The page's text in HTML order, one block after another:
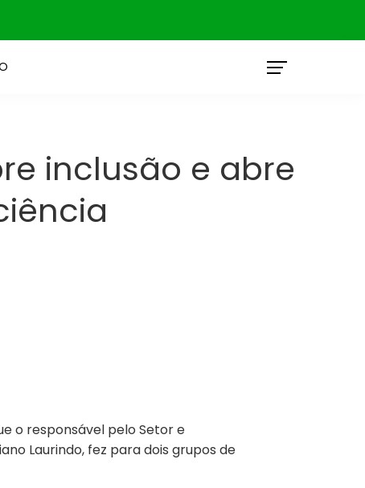
inclusão e abre
o responsável pelo Setor e
Laurindo, fez para dois grupos de